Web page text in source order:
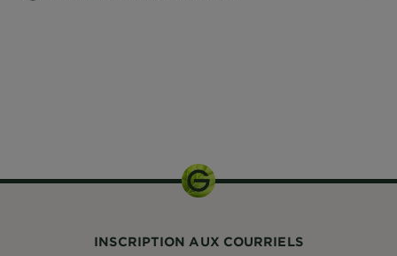
INSCRIPTION AUX COURRIELS